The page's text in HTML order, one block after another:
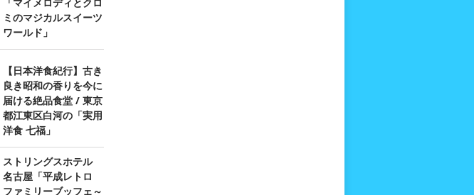
「マイメロディとクロ
ミのマジカルスイーツ
ワールド」
【日本洋食紀行】古き
良き昭和の香りを今に
届ける絶品食堂 / 東京
都江東区白河の「実用
洋食 七福」
ストリングスホテル
名古屋「平成レトロ
ファミリーブッフェ～